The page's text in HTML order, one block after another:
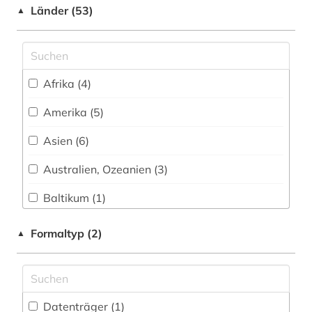
Sport (17)
Technik (25)
Theologie und Religionswissenschaften (26)
Museumswesen (19)
belgien (1)
ben (1)
berlin (3)
berliner zeitung (1)
Shibboleth
Zugriff vor Ort
▲ Länder (53)
Afrika (4)
Amerika (5)
Asien (6)
Australien, Ozeanien (3)
Baltikum (1)
Bayern (2)
Belarus (1)
▲ Formaltyp (2)
Datenträger (1)